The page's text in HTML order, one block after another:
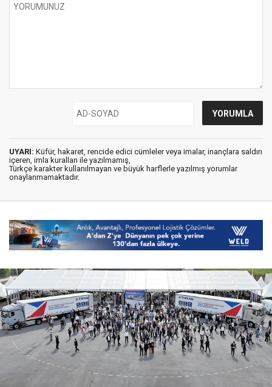
UYARI: Küfür, hakaret, rencide edici cümleler veya imalar, inançlara saldırı
içeren, imla kuralları ile yazılmamış,
Türkçe karakter kullanılmayan ve büyük harflerle yazılmış yorumlar
onaylanmamaktadır.